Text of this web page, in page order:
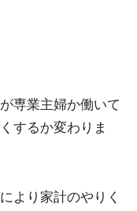
専業主婦か働いて
するか変わりま
より家計のやりく